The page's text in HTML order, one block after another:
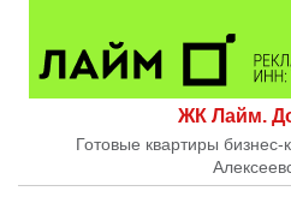
ЖК Лайм.
Готовые квартиры бизнес-